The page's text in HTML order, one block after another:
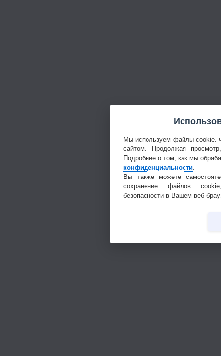
Мы используем файлы cookie,
сайтом. Продолжая
Подробнее о том, как мы
конфиденциальности
Вы также можете
сохранение файлов
безопасности в Вашем веб-